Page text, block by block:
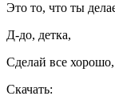
Это то, что ты
Д-до, детка,
Сделай все хорошо,
Скачать: